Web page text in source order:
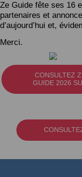
Ze Guide fête ses 16
partenaires et
d’aujourd’hui et,
Merci.
CONSULTEZ
GUIDE 2026